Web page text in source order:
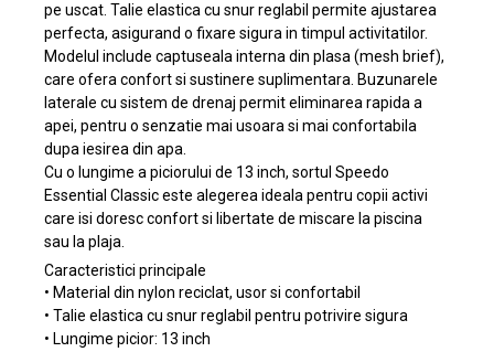
pe uscat. Talie elastica cu snur reglabil permite ajustarea
perfecta, asigurand o fixare sigura in timpul activitatilor.
Modelul include captuseala interna din plasa (mesh brief),
care ofera confort si sustinere suplimentara. Buzunarele
laterale cu sistem de drenaj permit eliminarea rapida a
apei, pentru o senzatie mai usoara si mai confortabila
dupa iesirea din apa.
Cu o lungime a piciorului de 13 inch, sortul Speedo
Essential Classic este alegerea ideala pentru copii activi
care isi doresc confort si libertate de miscare la piscina
sau la plaja.
Caracteristici principale
• Material din nylon reciclat, usor si confortabil
• Talie elastica cu snur reglabil pentru potrivire sigura
• Lungime picior: 13 inch